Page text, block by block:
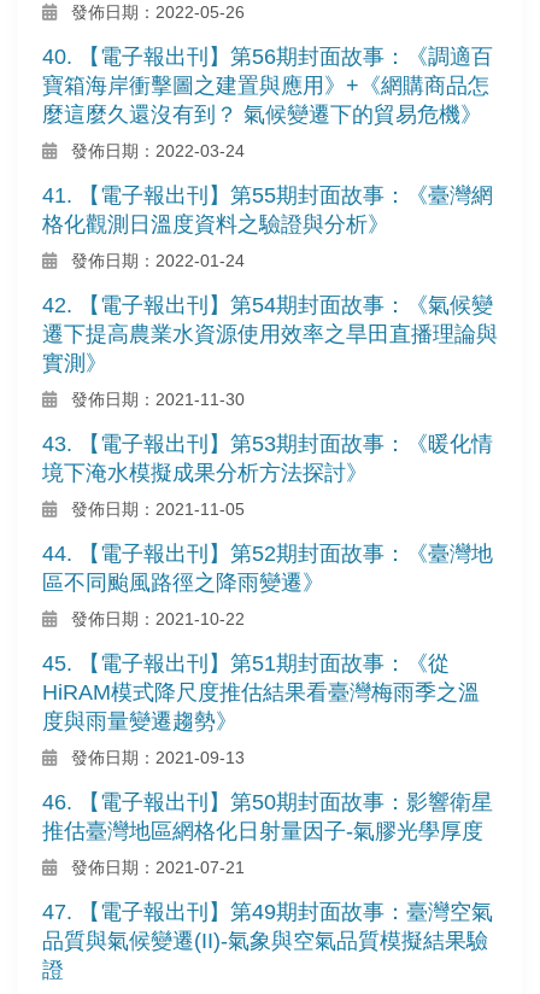
發佈日期：2022-05-26
40. 【電子報出刊】第56期封面故事：《調適百
寶箱海岸衝擊圖之建置與應用》+《網購商品怎
麼這麼久還沒有到？ 氣候變遷下的貿易危機》
發佈日期：2022-03-24
41. 【電子報出刊】第55期封面故事：《臺灣網
格化觀測日溫度資料之驗證與分析》
發佈日期：2022-01-24
42. 【電子報出刊】第54期封面故事：《氣候變
遷下提高農業水資源使用效率之旱田直播理論與
實測》
發佈日期：2021-11-30
43. 【電子報出刊】第53期封面故事：《暖化情
境下淹水模擬成果分析方法探討》
發佈日期：2021-11-05
44. 【電子報出刊】第52期封面故事：《臺灣地
區不同颱風路徑之降雨變遷》
發佈日期：2021-10-22
45. 【電子報出刊】第51期封面故事：《從
HiRAM模式降尺度推估結果看臺灣梅雨季之溫
度與雨量變遷趨勢》
發佈日期：2021-09-13
46. 【電子報出刊】第50期封面故事：影響衛星
推估臺灣地區網格化日射量因子-氣膠光學厚度
發佈日期：2021-07-21
47. 【電子報出刊】第49期封面故事：臺灣空氣
品質與氣候變遷(II)-氣象與空氣品質模擬結果驗
證